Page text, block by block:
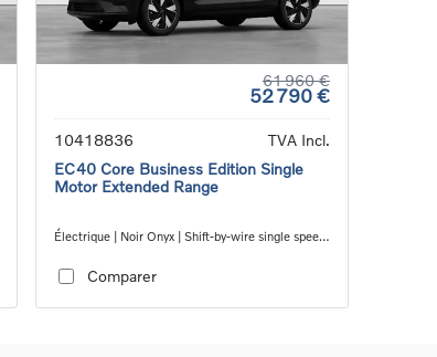
61 960 €
52 790 €
10418836
TVA Incl.
EC40 Core Business Edition Single
Motor Extended Range
Électrique | Noir Onyx | Shift-by-wire single speed
Comparer